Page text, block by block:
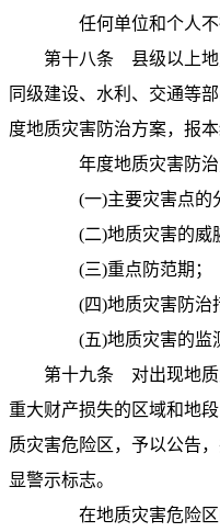
任何单位和个人不
第十八条 县级以上地
同级建设、水利、交通等
度地质灾害防治方案，报
年度地质灾害防治
(一)主要灾害点的
(二)地质灾害的威
(三)重点防范期；
(四)地质灾害防治
(五)地质灾害的监
第十九条 对出现地质
重大财产损失的区域和地
质灾害危险区，予以公告
显警示标志。
在地质灾害危险区